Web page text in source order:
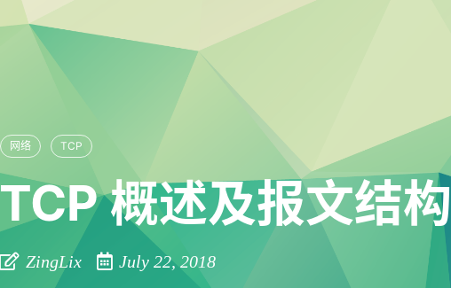
网络 TCP
TCP 概述及报文结构
ZingLix July 22, 2018